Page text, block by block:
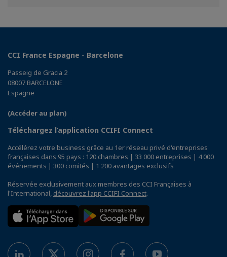
CCI France Espagne - Barcelone
Passeig de Gracia 2
08007 BARCELONE
Espagne
(Accéder au plan)
Téléchargez l’application CCIFI Connect
Accélérez votre business grâce au 1er réseau privé d'entreprises
françaises dans 95 pays : 120 chambres | 33 000 entreprises | 4 000
événements | 300 comités | 1 200 avantages exclusifs
Réservée exclusivement aux membres des CCI Françaises à
l'International, découvrez l'app CCIFI Connect.